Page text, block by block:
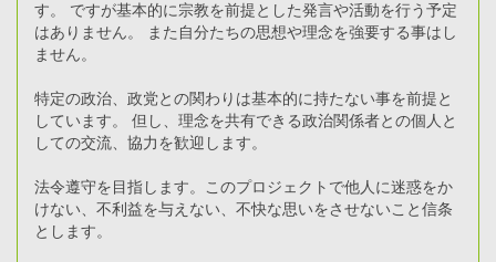
す。 ですが基本的に宗教を前提とした発言や活動を行う予定
はありません。 また自分たちの思想や理念を強要する事はし
ません。
特定の政治、政党との関わりは基本的に持たない事を前提と
しています。 但し、理念を共有できる政治関係者との個人と
しての交流、協力を歓迎します。
法令遵守を目指します。このプロジェクトで他人に迷惑をか
けない、不利益を与えない、不快な思いをさせないこと信条
とします。